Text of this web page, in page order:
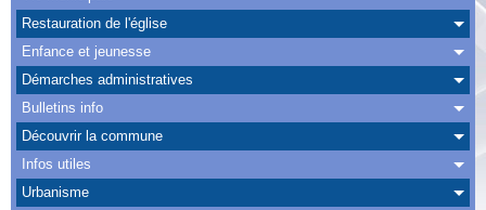
Facebook
CAPSO
Urbanisme
Transports
Agenda
Restauration de l'église
Enfance et jeunesse
Démarches administratives
Bulletins info
Découvrir la commune
Infos utiles
Urbanisme